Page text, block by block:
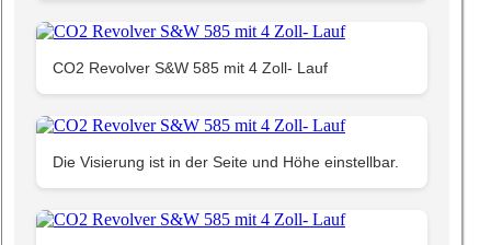
CO2 Revolver S&W 585 mit 4 Zoll- Lauf
Die Visierung ist in der Seite und Höhe einstellbar.